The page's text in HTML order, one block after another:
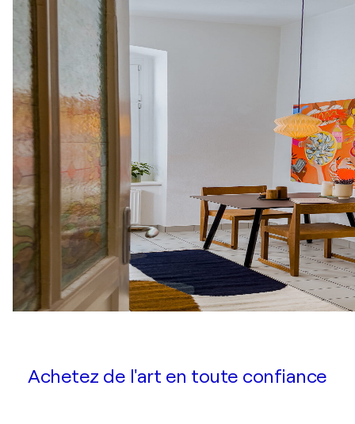
Achetez de l'art en toute confiance